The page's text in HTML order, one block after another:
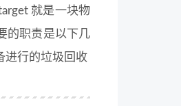
就是一块物
的职责是以下几
进行的垃圾回收